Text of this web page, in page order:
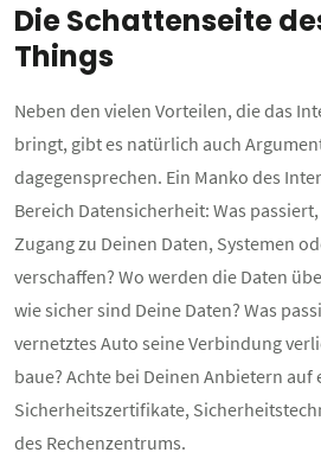
Die Schattenseite
Things
Neben den vielen Vorteilen, die das
bringt, gibt es natürlich auch
dagegensprechen. Ein Manko des
Bereich Datensicherheit: Was
Zugang zu Deinen Daten, Systemen
verschaffen? Wo werden die Daten
wie sicher sind Deine Daten? Was
vernetztes Auto seine Verbindung
baue? Achte bei Deinen Anbietern auf
Sicherheitszertifikate,
des Rechenzentrums.